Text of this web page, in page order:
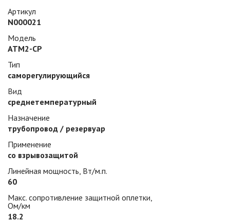
Артикул
N000021
Модель
ATM2-CP
Тип
саморегулирующийся
Вид
среднетемпературный
Назначение
трубопровод / резервуар
Применение
со взрывозащитой
Линейная мощность, Вт/м.п.
60
Макс. сопротивление защитной оплетки,
Ом/км
18.2